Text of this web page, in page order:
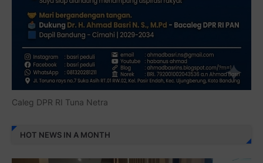
Caleg DPR RI Tuna Netra
HOT NEWS IN A MONTH